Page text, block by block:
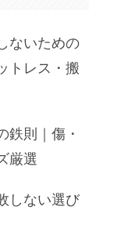
ないための
トレス・搬
鉄則｜傷・
厳選
しない選び